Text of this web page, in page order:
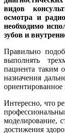
видов
осмотра и
необходимо
зубов и
Правильно
выполнять
пациента таким
назначения
Интересно, что
моделирование,
достижения